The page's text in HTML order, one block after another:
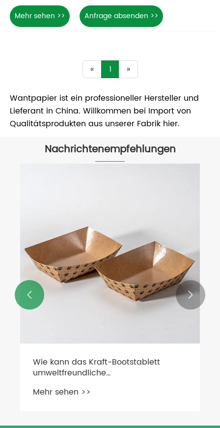
Mehr sehen >>
Anfrage absenden >>
« 1 »
Wantpapier ist ein professioneller Hersteller und
Lieferant in China. Willkommen bei Import von
Qualitätsprodukten aus unserer Fabrik hier.
Nachrichtenempfehlungen
Wie kann das Kraft-Bootstablett
umweltfreundliche
revolutionieren?
Mehr sehen >>
 